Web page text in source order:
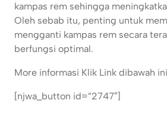
kampas rem sehingga
Oleh sebab itu, penting untuk
mengganti kampas rem secara
berfungsi optimal.
More informasi Klik Link dibawah
[njwa_button id=”2747″]